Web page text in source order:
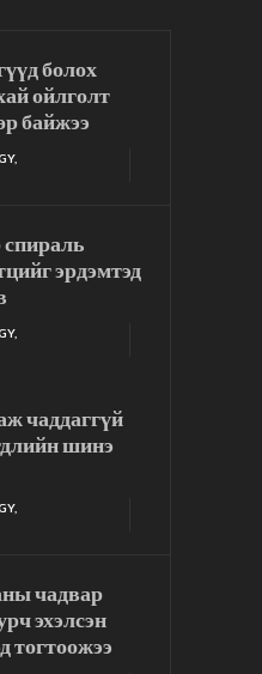
болох
ойлголт
байжээ
эрдэмтэд
чаддаггүй
шинэ
чадвар
эхэлсэн
тогтоожээ